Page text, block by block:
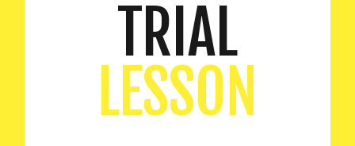
TRIAL
LESSON